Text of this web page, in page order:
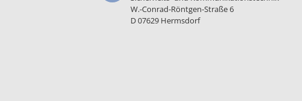
W.-Conrad-Röntgen-Straße 6
D 07629 Hermsdorf